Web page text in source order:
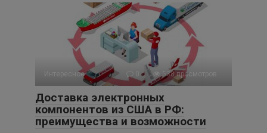
Интересное 538 просмотров
Доставка электронных
компонентов из США в РФ:
преимущества и возможности